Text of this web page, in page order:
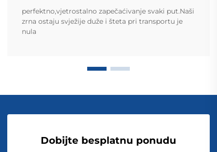
perfektno,vjetrostalno zapečaćivanje svaki put.Naši
zrna ostaju svježije duže i šteta pri transportu je
nula
Dobijte besplatnu ponudu